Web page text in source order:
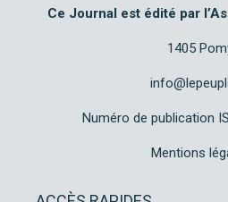
Ce Journal est édité par
1405
Numéro de publication
Mentions